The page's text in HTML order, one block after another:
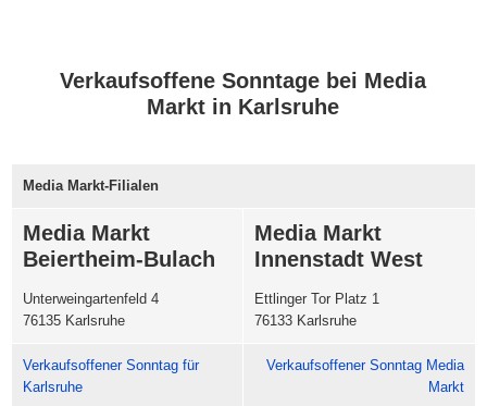
Verkaufsoffene Sonntage bei Media
Markt in Karlsruhe
Media Markt-Filialen
Media Markt
Beiertheim-Bulach
Unterweingartenfeld 4
76135 Karlsruhe
Media Markt
Innenstadt West
Ettlinger Tor Platz 1
76133 Karlsruhe
Verkaufsoffener Sonntag für
Karlsruhe
Verkaufsoffener Sonntag Media
Markt